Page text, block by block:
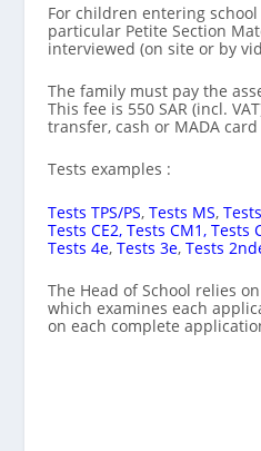
For children entering
particular Petite Section
interviewed (on site or by
The family must pay the
This fee is 550 SAR (incl.
transfer, cash or MADA
Tests examples :
Tests TPS/PS, Tests MS,
Tests CE2, Tests CM1, Tests
Tests 4e, Tests 3e, Tests
The Head of School relies
which examines each
on each complete